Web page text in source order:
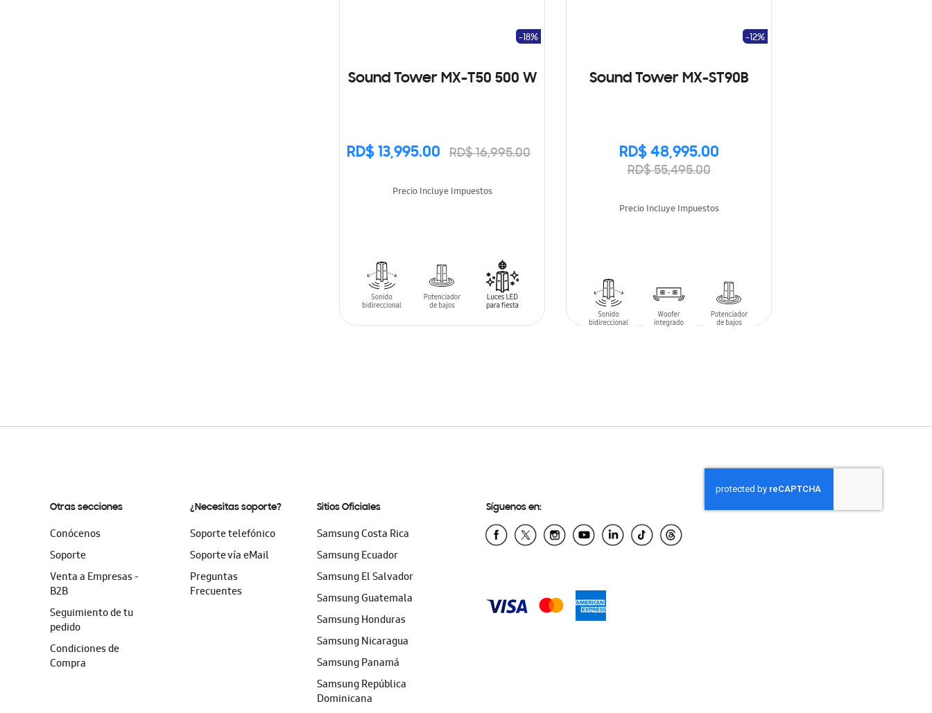
Sound Tower MX-T50 500 W
RD$ 13,995.00 RD$ 16,995.00
-18%
Precio Incluye Impuestos
Sound Tower MX-ST90B
RD$ 48,995.00
RD$ 55,495.00
-12%
Precio Incluye Impuestos
Otras secciones
Conócenos
Soporte
Venta a Empresas -
B2B
Seguimiento de tu
pedido
Condiciones de
Compra
¿Necesitas soporte?
Soporte telefónico
Soporte vía eMail
Preguntas
Frecuentes
Sitios Oficiales
Samsung Costa Rica
Samsung Ecuador
Samsung El Salvador
Samsung Guatemala
Samsung Honduras
Samsung Nicaragua
Samsung Panamá
Samsung República
Dominicana
Síguenos en: